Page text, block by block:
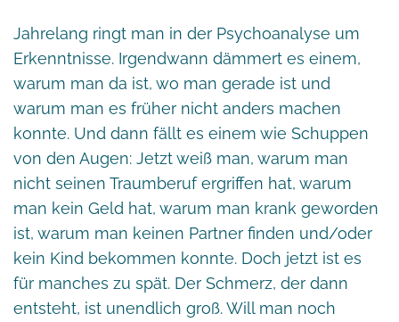
Jahrelang ringt man in der Psychoanalyse um
Erkenntnisse. Irgendwann dämmert es einem,
warum man da ist, wo man gerade ist und
warum man es früher nicht anders machen
konnte. Und dann fällt es einem wie Schuppen
von den Augen: Jetzt weiß man, warum man
nicht seinen Traumberuf ergriffen hat, warum
man kein Geld hat, warum man krank geworden
ist, warum man keinen Partner finden und/oder
kein Kind bekommen konnte. Doch jetzt ist es
für manches zu spät. Der Schmerz, der dann
entsteht, ist unendlich groß. Will man noch